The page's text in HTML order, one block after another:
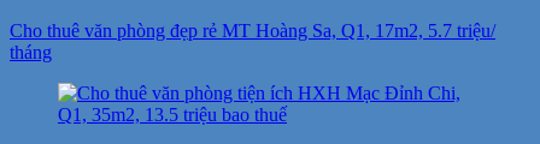
Cho thuê văn phòng đẹp rẻ MT Hoàng Sa, Q1, 17m2, 5.7 triệu/
tháng